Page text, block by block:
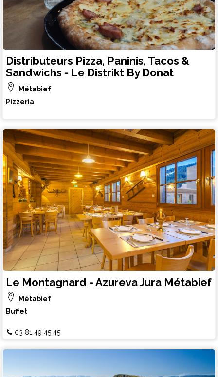
Distributeurs Pizza, Paninis, Tacos &
Sandwichs - Le Distrikt By Donat
Métabief
Pizzeria
Le Montagnard - Azureva Jura Métabief
Métabief
Buffet
03 81 49 45 45